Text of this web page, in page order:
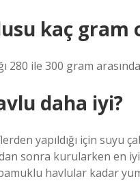
kaç gram
280 ile 300 gram
daha iyi?
yapıldığı için
sonra kurularken en
havlular kadar